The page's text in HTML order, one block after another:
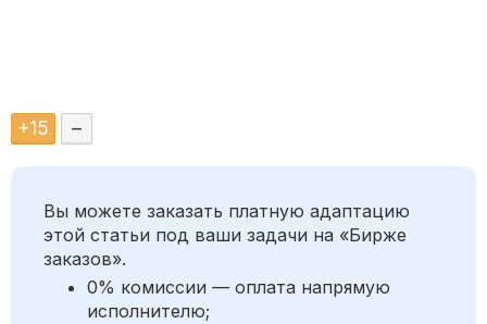
+15 –
Вы можете заказать платную адаптацию
этой статьи под ваши задачи на «Бирже
заказов».
0% комиссии — оплата напрямую
исполнителю;